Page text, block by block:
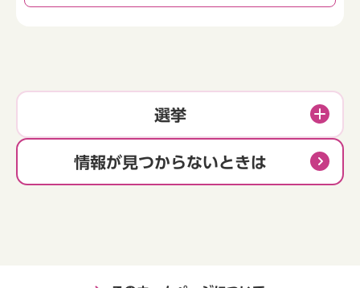
選挙
情報が見つからないときは